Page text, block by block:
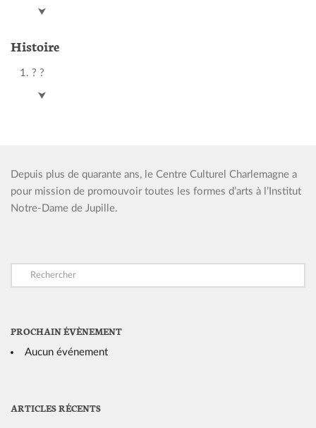
3-0
⮟
Histoire
? ?
/
⮟
Depuis plus de quarante ans, le Centre Culturel Charlemagne a
pour mission de promouvoir toutes les formes d’arts à l’Institut
Notre-Dame de Jupille.
PROCHAIN ÉVÈNEMENT
Aucun événement
ARTICLES RÉCENTS